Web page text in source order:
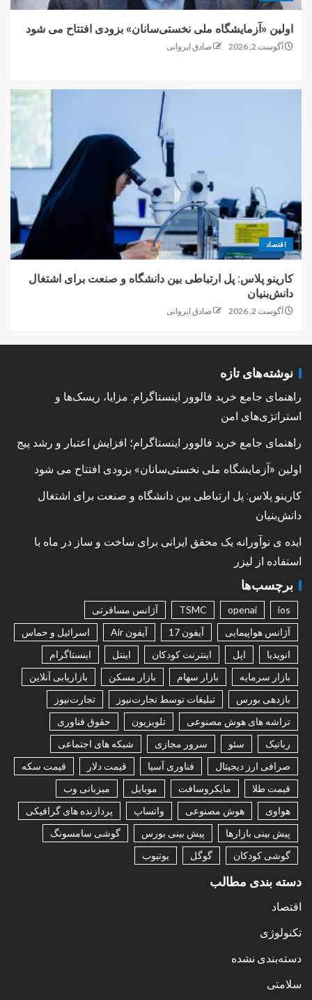
اولین «آزمایشگاه ملی نخستی‌سانان» بزودی افتتاح می شود
آگوست 2, 2026 صادق ایروانی
اقتصاد
کارینو پلاس: پل ارتباطی بین دانشگاه و صنعت برای اشتغال
دانش‌بنیان
آگوست 2, 2026 صادق ایروانی
نوشته‌های تازه
راهنمای جامع خرید فالوور اینستاگرام: مزایا، ریسک‌ها و
استراتژی‌های امن
راهنمای جامع خرید فالوور اینستاگرام؛ افزایش اعتبار و رشد پیج
اولین «آزمایشگاه ملی نخستی‌سانان» بزودی افتتاح می شود
کارینو پلاس: پل ارتباطی بین دانشگاه و صنعت برای اشتغال
دانش‌بنیان
ایده ی نوآورانه یک محقق ایرانی برای ساخت و ساز در ماه با
استفاده از لیزر
برچسب‌ها
ios
openai
TSMC
آژانس مسافرتی
آژانس هواپیمایی
آیفون 17 آیفون Air
اسرائیل و حماس
انویدیا
اپل اینترنت کودکان اینتل
اینستاگرام
بازار سرمایه
بازار سهام بازار مسکن
بازاریابی آنلاین
بازدهی بورس
تبلیغات توسط تجارت‌نیوز
تجارت‌نیوز
تراشه های هوش مصنوعی
تلویزیون
حقوق فناوری
رباتیک
سئو سرور مجازی
شبکه های اجتماعی
صرافی ارز دیجیتال
فناوری آسیا قیمت دلار
قیمت سکه
قیمت طلا
مایکروسافت موبایل
میزبانی وب
هواوی
هوش مصنوعی واتساپ
پردازنده های گرافیکی
پیش بینی بازارها
پیش بینی بورس
گوشی سامسونگ
گوشی کودکان
گوگل یوتیوب
دسته بندی مطالب
اقتصاد
تکنولوژی
دسته‌بندی نشده
سلامتی